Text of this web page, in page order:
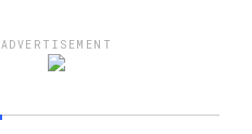
ADVERTISEMENT